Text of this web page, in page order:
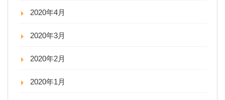
2020年4月
2020年3月
2020年2月
2020年1月